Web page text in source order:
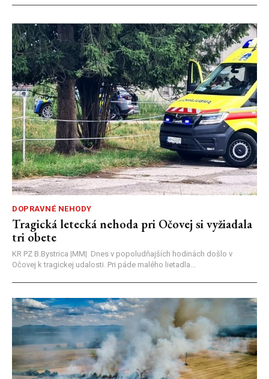
DOPRAVNÉ NEHODY
Tragická letecká nehoda pri Očovej si vyžiadala
tri obete
KR PZ B.Bystrica |MM| Dnes v popoludňajších hodinách došlo v
Očovej k tragickej udalosti. Pri páde malého lietadla...